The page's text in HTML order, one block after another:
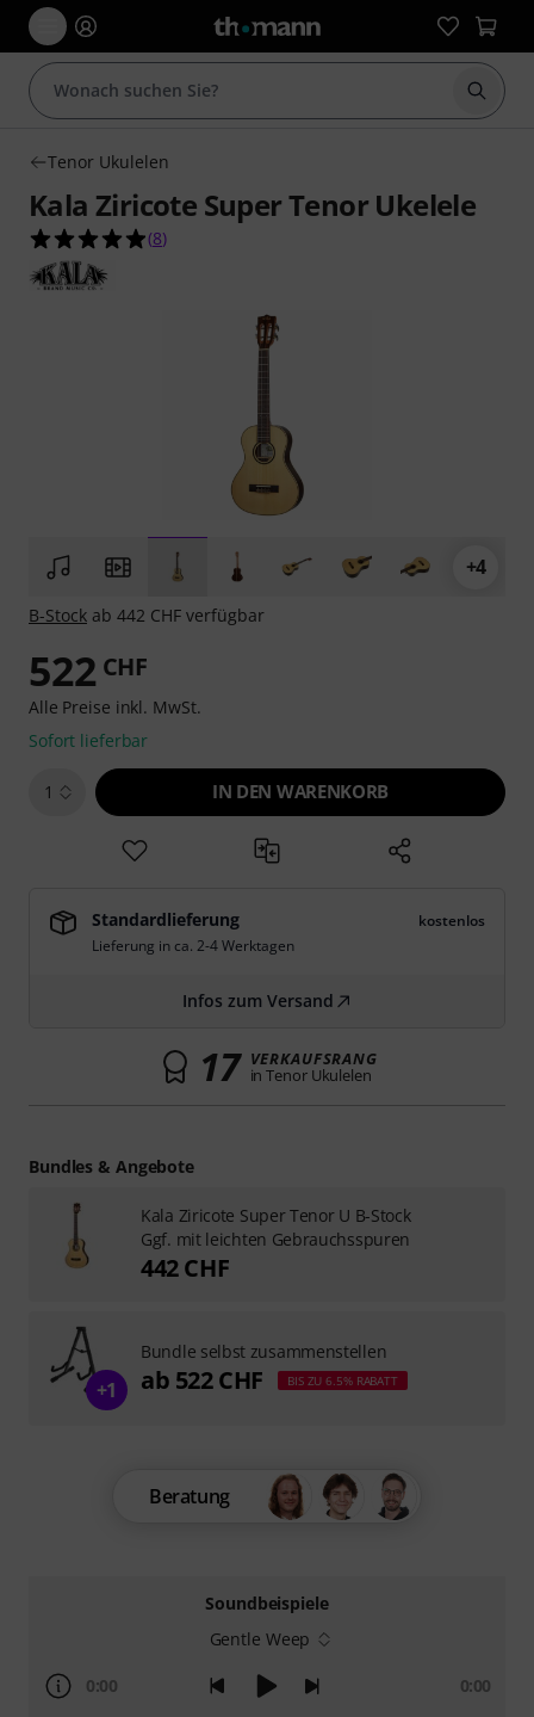
Suche
Tenor Ukulelen
Kala Ziricote Super Tenor Ukelele
4.9 von 5 Sternen aus 8 Kundenbewertungen
(8)
+4
Soundbeispiele
Gentle Weep
0:00 0:00
B-Stock ab 442 CHF verfügbar
522 CHF
Alle Preise inkl. MwSt.
Sofort lieferbar
1 IN DEN WARENKORB
Standardlieferung
kostenlos
Lieferung in ca. 2-4 Werktagen
Infos zum Versand
17 VERKAUFSRANG
in Tenor Ukulelen
Beratung
Bundles & Angebote
Kala Ziricote Super Tenor U B-Stock
Ggf. mit leichten Gebrauchsspuren
442 CHF
+1
Bundle selbst zusammenstellen
ab 522 CHF BIS ZU 6.5% RABATT